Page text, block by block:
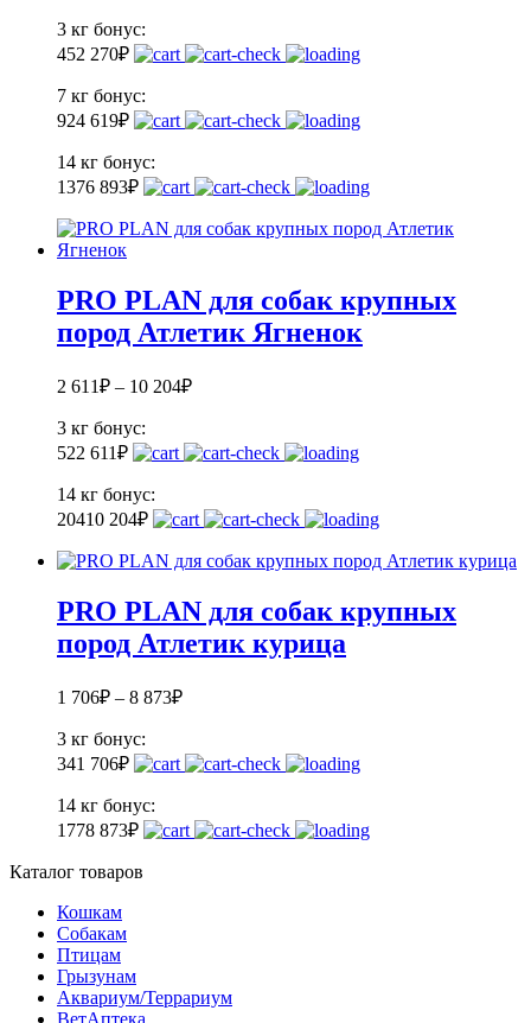
3 кг бонус:
452 270₽
7 кг бонус:
924 619₽
14 кг бонус:
1376 893₽
PRO PLAN для собак крупных
пород Атлетик Ягненок
2 611₽ – 10 204₽
3 кг бонус:
522 611₽
14 кг бонус:
20410 204₽
PRO PLAN для собак крупных
пород Атлетик курица
1 706₽ – 8 873₽
3 кг бонус:
341 706₽
14 кг бонус:
1778 873₽
Каталог товаров
Кошкам
Собакам
Птицам
Грызунам
Аквариум/Террариум
ВетАптека